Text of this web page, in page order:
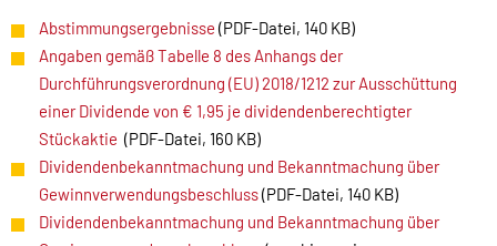
Abstimmungsergebnisse (PDF-Datei, 140 KB)
Angaben gemäß Tabelle 8 des Anhangs der
Durchführungsverordnung (EU) 2018/1212 zur Ausschüttung
einer Dividende von € 1,95 je dividendenberechtigter
Stückaktie (PDF-Datei, 160 KB)
Dividendenbekanntmachung und Bekanntmachung über
Gewinnverwendungsbeschluss(PDF-Datei, 140 KB)
Dividendenbekanntmachung und Bekanntmachung über